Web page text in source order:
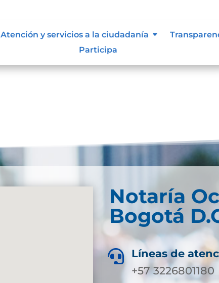
Atención y servicios a la ciudadanía
Participa
Notaría
Bogotá

Líneas de
+57 3226801180